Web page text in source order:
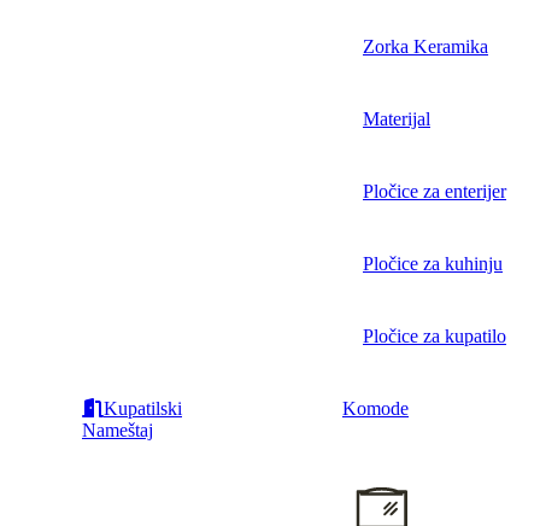
Zorka Keramika
Materijal
Pločice za enterijer
Pločice za kuhinju
Pločice za kupatilo
Kupatilski
Nameštaj
Komode